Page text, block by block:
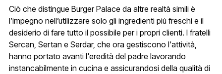
Ciò che distingue Burger Palace da altre realtà simili è
l’impegno nell’utilizzare solo gli ingredienti più freschi e il
desiderio di fare tutto il possibile per i propri clienti. I fratelli
Sercan, Sertan e Serdar, che ora gestiscono l'attività,
hanno portato avanti l'eredità del padre lavorando
instancabilmente in cucina e assicurandosi della qualità di